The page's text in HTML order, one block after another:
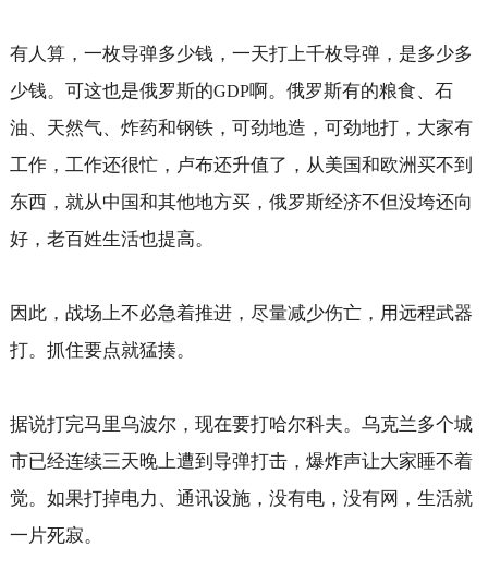
有人算，一枚导弹多少钱，一天打上千枚导弹，是多少多
少钱。可这也是俄罗斯的GDP啊。俄罗斯有的粮食、石
油、天然气、炸药和钢铁，可劲地造，可劲地打，大家有
工作，工作还很忙，卢布还升值了，从美国和欧洲买不到
东西，就从中国和其他地方买，俄罗斯经济不但没垮还向
好，老百姓生活也提高。
因此，战场上不必急着推进，尽量减少伤亡，用远程武器
打。抓住要点就猛揍。
据说打完马里乌波尔，现在要打哈尔科夫。乌克兰多个城
市已经连续三天晚上遭到导弹打击，爆炸声让大家睡不着
觉。如果打掉电力、通讯设施，没有电，没有网，生活就
一片死寂。